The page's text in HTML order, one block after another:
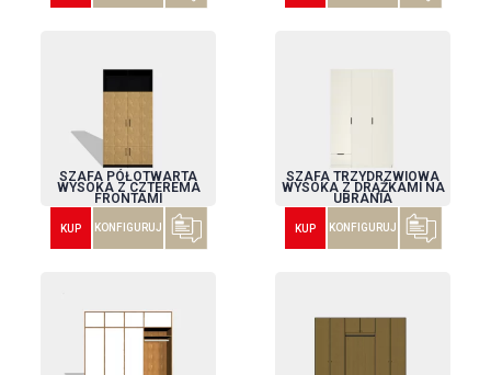
SZAFA PÓŁOTWARTA
WYSOKA Z CZTEREMA
FRONTAMI
KUP KONFIGURUJ
SZAFA TRZYDRZWIOWA
WYSOKA Z DRĄŻKAMI NA
UBRANIA
KUP KONFIGURUJ